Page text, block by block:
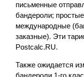
письменные
бандероли;
международные
заказные). Эти
Postcalc.RU.
Также ожидается